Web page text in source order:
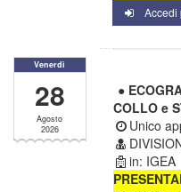
Accedi
Venerdì
28
Agosto
2026
●
COLLO e
Unico
in: IGEA